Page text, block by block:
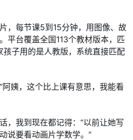
，每节课5到15分钟，用图像、故
平台覆盖全国113个教材版本，匹
子用的是人教版，系统直接匹配
姨，这个比上课有意思，我能看
，我到现在都记得：“以前让她写
说要看动画片学数学。”